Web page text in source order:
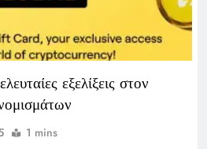
εξελίξεις στον
1 mins